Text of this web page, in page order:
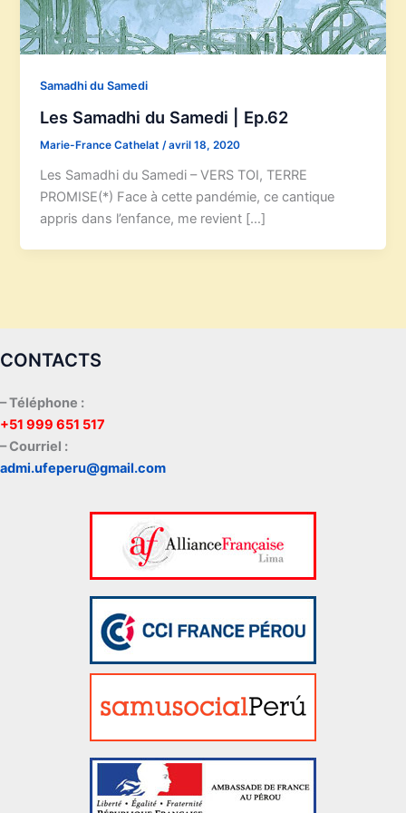
Samadhi du Samedi
Les Samadhi du Samedi | Ep.62
Marie-France Cathelat /avril 18, 2020
Les Samadhi du Samedi – VERS TOI, TERRE
PROMISE(*) Face à cette pandémie, ce cantique
appris dans l’enfance, me revient […]
CONTACTS
– Téléphone :
+51 999 651 517
– Courriel :
admi.ufeperu@gmail.com